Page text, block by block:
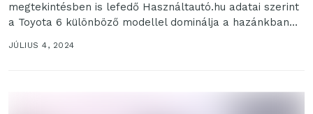
megtekintésben is lefedő Használtautó.hu adatai szerint
a Toyota 6 különböző modellel dominálja a hazánkban
legnépszerűbb hibrid autók...
JÚLIUS 4, 2024